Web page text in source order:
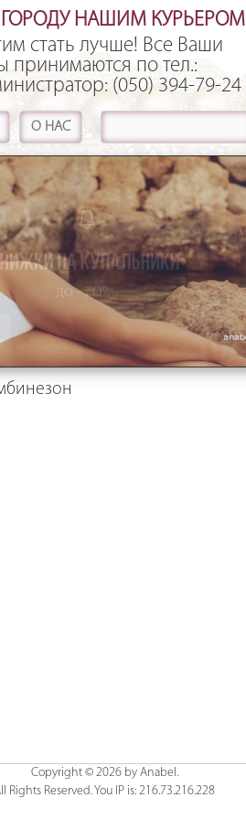
НАШИМ КУРЬЕРОМ
стать лучше! Все Ваши
принимаются по тел.:
(050) 394-79-24
О НАС
Copyright © 2026 by Anabel.
Rights Reserved. You IP is: 216.73.216.228